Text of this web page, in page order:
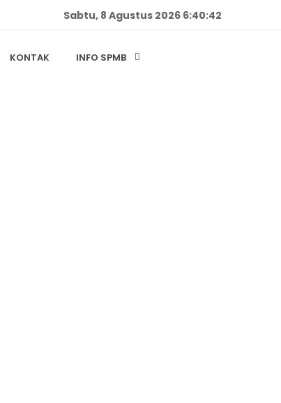
Sabtu, 8 Agustus 2026 6:40:42
KONTAK
INFO SPMB